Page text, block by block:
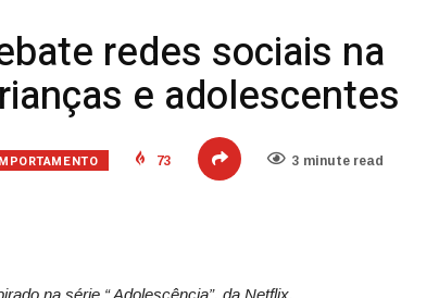
redes sociais na
e adolescentes
73 3 minute read
na série “ Adolescência”, da Netflix.